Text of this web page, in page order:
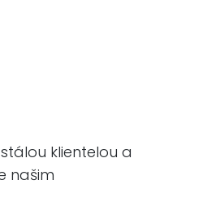
klientelou a
našim